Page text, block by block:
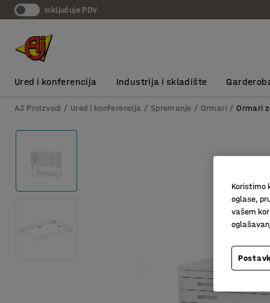
Isključuje PDV
Ured i konferencija Industrija i skladište
AJ Proizvodi Ured i konferencija Spremanje Ormari Ormari
Koristimo
oglase,
vašem